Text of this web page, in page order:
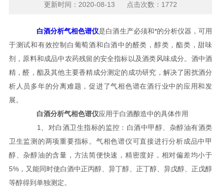
更新时间：2020-08-13 点击次数：1772
白酒分析气相色谱仪是白酒生产必须和*的分析仪器，可用
于测试和有效控制白葡萄酒和白酒中的醛类，醇类，酯类，甜味
剂，原料和成品中农药残留的安全指标以及酒类风味成分。酒中酒
精，醛，酯及其他主要香精成分测定的成功研究，解决了困扰酒分
析人员多年的分离难题，促进了气相色谱在酒行业中的应用和发
展。
白酒分析气相色谱仪应用于白酒酿造中的具体作用
1、对白酒卫生指标的监控：白酒中甲醇、杂醇油有酒类
卫生监测的两项重要指标。气相色谱仪可直接进行分析成品中甲
醇、杂醇油的含量，方法简便快速，精密度好，相对偏差均小于
5%，又能同时使白酒中正丙醇、异丁醇、正丁醇、异戊醇、正戊醇
等醇得到单独测定。